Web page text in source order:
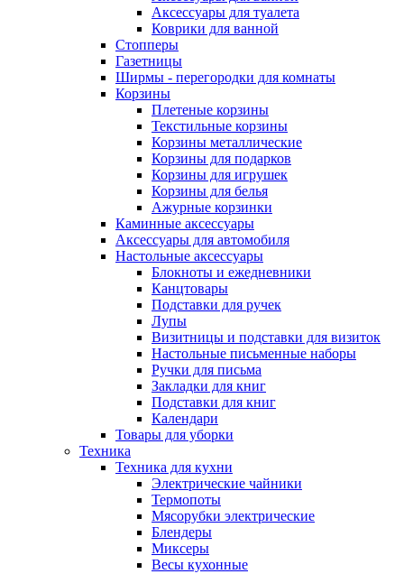
Аксессуары для туалета
Коврики для ванной
Стопперы
Газетницы
Ширмы - перегородки для комнаты
Корзины
Плетеные корзины
Текстильные корзины
Корзины металлические
Корзины для подарков
Корзины для игрушек
Корзины для белья
Ажурные корзинки
Каминные аксессуары
Аксессуары для автомобиля
Настольные аксессуары
Блокноты и ежедневники
Канцтовары
Подставки для ручек
Лупы
Визитницы и подставки для визиток
Настольные письменные наборы
Ручки для письма
Закладки для книг
Подставки для книг
Календари
Товары для уборки
Техника
Техника для кухни
Электрические чайники
Термопоты
Мясорубки электрические
Блендеры
Миксеры
Весы кухонные